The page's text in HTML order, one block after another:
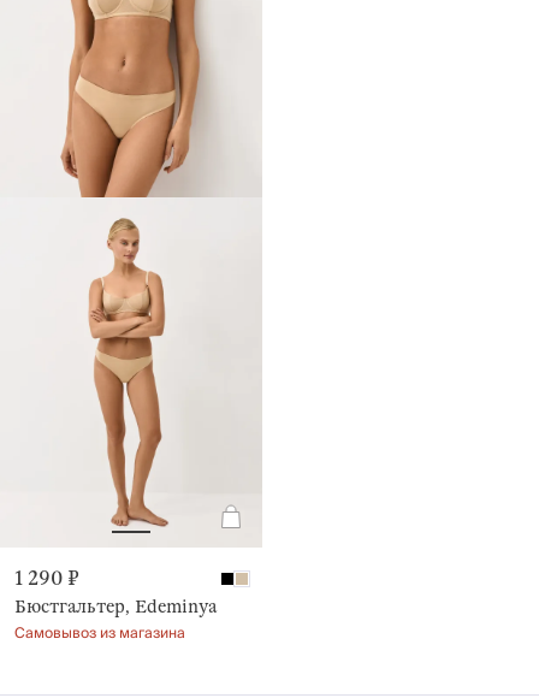
1 290 ₽
Бюстгальтер, Edeminya
Самовывоз из магазина